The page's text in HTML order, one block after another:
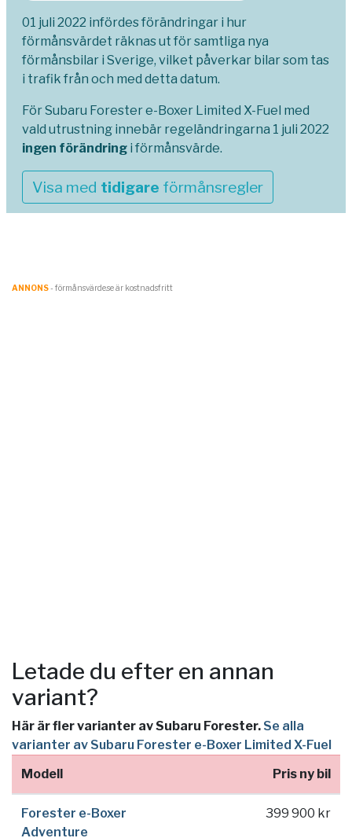
01 juli 2022 infördes förändringar i hur
förmånsvärdet räknas ut för samtliga nya
förmånsbilar i Sverige, vilket påverkar bilar som tas
i trafik från och med detta datum.
För Subaru Forester e-Boxer Limited X-Fuel med
vald utrustning innebär regeländringarna 1 juli 2022
ingen förändring i förmånsvärde.
Visa med tidigare förmånsregler
ANNONS- förmånsvärde.se är kostnadsfritt
Letade du efter en annan
variant?
Här är fler varianter av Subaru Forester. Se alla
varianter av Subaru Forester e-Boxer Limited X-Fuel
Modell
Pris ny bil
Forester e-Boxer
Adventure
399 900 kr